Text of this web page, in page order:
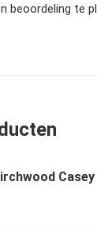
beoordeling te
Casey